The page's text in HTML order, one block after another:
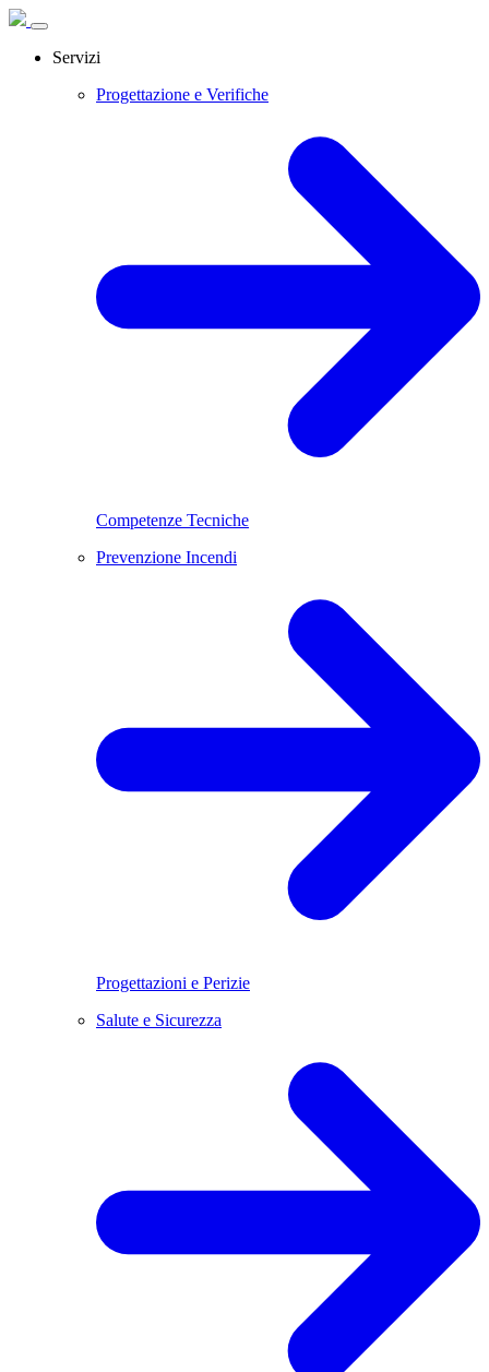
Servizi
Progettazione e Verifiche
Competenze Tecniche
Prevenzione Incendi
Progettazioni e Perizie
Salute e Sicurezza